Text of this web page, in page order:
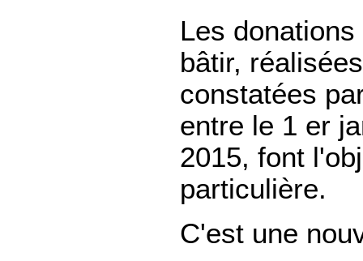
Les
bâtir,
constatées
entre le 1 er
2015, font
particulière.
C'est une